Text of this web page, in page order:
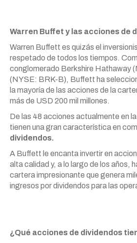
Warren Buffet y las acciones de
Warren Buffett es quizás el
respetado de todos los tiempos.
conglomerado Berkshire Hathaway
(NYSE: BRK-B), Buffett ha
la mayoría de las acciones de la
más de USD 200 mil millones.
De las 48 acciones actualmente en
tienen una gran característica en
dividendos.
A Buffett le encanta invertir en
alta calidad y, a lo largo de los años,
cartera impresionante que genera
ingresos por dividendos para las
¿Qué acciones de dividendos